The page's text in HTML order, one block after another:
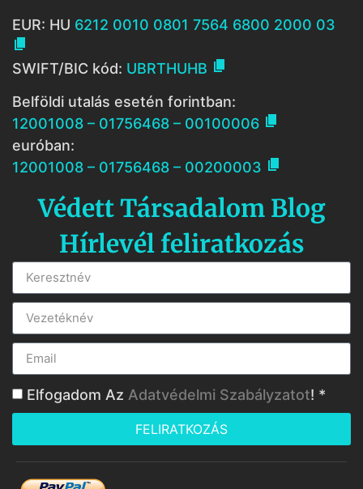
EUR: HU 6212 0010 0801 7564 6800 2000 03

SWIFT/BIC kód: UBRTHUHB 
Belföldi utalás esetén forintban:
12001008 – 01756468 – 00100006 
euróban:
12001008 – 01756468 – 00200003 
Védett Társadalom Blog
Hírlevél feliratkozás
Elfogadom Az Adatvédelmi Szabályzatot! *
FELIRATKOZÁS